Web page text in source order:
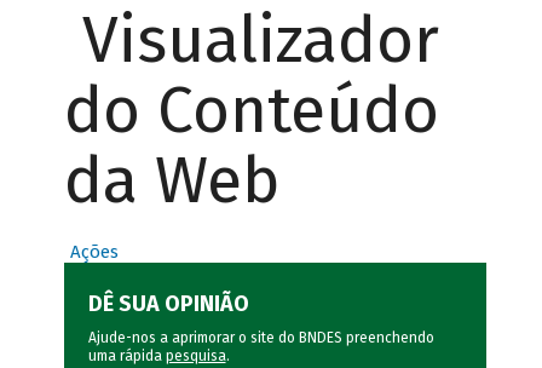
Visualizador
do Conteúdo
da Web
Ações
DÊ SUA OPINIÃO
Ajude-nos a aprimorar o site do BNDES preenchendo
uma rápida pesquisa.